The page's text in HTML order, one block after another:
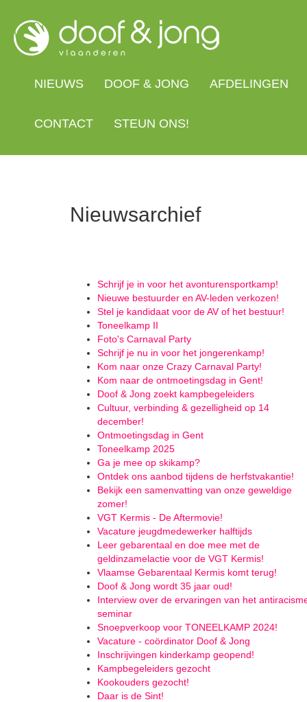
naar
NIEUWS DOOF & JONG AFDELINGEN
CONTACT STEUN ONS!
Nieuwsarchief
Schrijf je in voor het avonturensportkamp!
Nieuwe bestuurder en AV-leden verkozen!
Stel je kandidaat voor de AV of het bestuur!
Toneelkamp II
Foto's Carnaval Party
Schrijf je nu in voor het jongerenkamp!
Kom naar onze Crazy Carnaval Party!
Kom naar de ontmoetingsdag in Gent!
Doof & Jong zoekt kampbegeleiders
Cultuur, verbinding & gezelligheid op 14
december!
Ontmoetingsdag in Gent
Toneelkamp 2025
Ga je mee op skikamp?
Ontdek ons aanbod tijdens de herfstvakantie!
Bekijk een samenvatting van onze geweldige
zomer!
VGT Kermis - De Aftermovie!
Vacature jeugdmedewerker halftijds
Leer gebarentaal en doe mee met de
geldinzamelactie voor de VGT Kermis!
Vlaamse Gebarentaal Kermis komt terug!
Doof & Jong wordt 35 jaar oud!
Interview over de ervaringen van het
seminar
Snoepverkoop voor TONEELKAMP 2024!
Vacature - coördinator Doof & Jong
Inschrijvingen kinderkamp geopend!
Kampbegeleiders gezocht
Kookouders gezocht!
Daar is de Sint!